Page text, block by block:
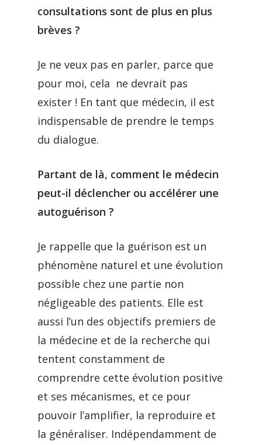
consultations sont de plus en plus
brèves ?
Je ne veux pas en parler, parce que
pour moi, cela ne devrait pas
exister ! En tant que médecin, il est
indispensable de prendre le temps
du dialogue.
Partant de là, comment le médecin
peut-il déclencher ou accélérer une
autoguérison ?
Je rappelle que la guérison est un
phénomène naturel et une évolution
possible chez une partie non
négligeable des patients. Elle est
aussi l’un des objectifs premiers de
la médecine et de la recherche qui
tentent constamment de
comprendre cette évolution positive
et ses mécanismes, et ce pour
pouvoir l’amplifier, la reproduire et
la généraliser. Indépendamment de